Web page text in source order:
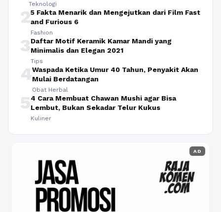
Teknologi
25 Fakta Menarik dan Mengejutkan dari Film Fast
and Furious 6
Fashion
3Daftar Motif Keramik Kamar Mandi yang
Minimalis dan Elegan 2021
Tips
4Waspada Ketika Umur 40 Tahun, Penyakit Akan
Mulai Berdatangan
Obat Herbal
54 Cara Membuat Chawan Mushi agar Bisa
Lembut, Bukan Sekadar Telur Kukus
Kuliner
AD